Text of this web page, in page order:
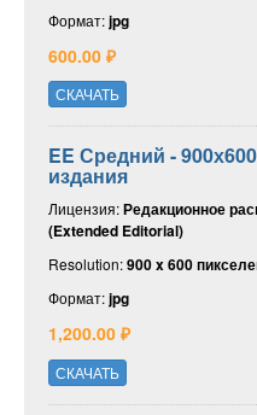
Формат:jpg
600.00 ₽
СКАЧАТЬ
EE Средний -
издания
Лицензия:Редакционное
(Extended Editorial)
Resolution:900 x 600
Формат:jpg
1,200.00 ₽
СКАЧАТЬ